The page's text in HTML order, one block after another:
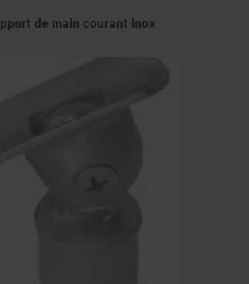
de main courant inox